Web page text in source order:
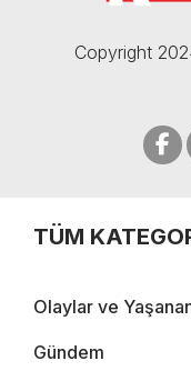
Copyright
TÜM
Olaylar ve
Gündem